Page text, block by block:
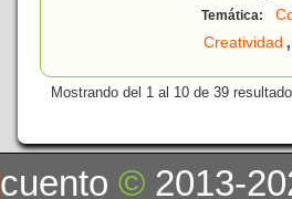
Temática:
Creatividad ,
Mostrando del 1 al 10 de 39
cuento© 2013-